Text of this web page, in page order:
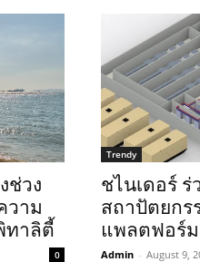
ช่วง
วาม
ทาลิตี้
0
Trendy
ชไนเดอร์ ร่
สถาปัตยกร
แพลตฟอร์ม
Admin - August 9,